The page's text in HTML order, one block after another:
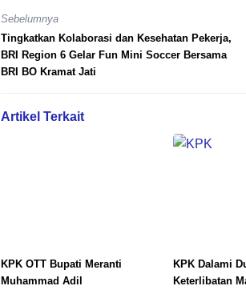
Sebelumnya
Tingkatkan Kolaborasi dan Kesehatan Pekerja,
BRI Region 6 Gelar Fun Mini Soccer Bersama
BRI BO Kramat Jati
Artikel Terkait
KPK OTT Bupati Meranti
Muhammad Adil
KPK Dalami
Keterlibatan